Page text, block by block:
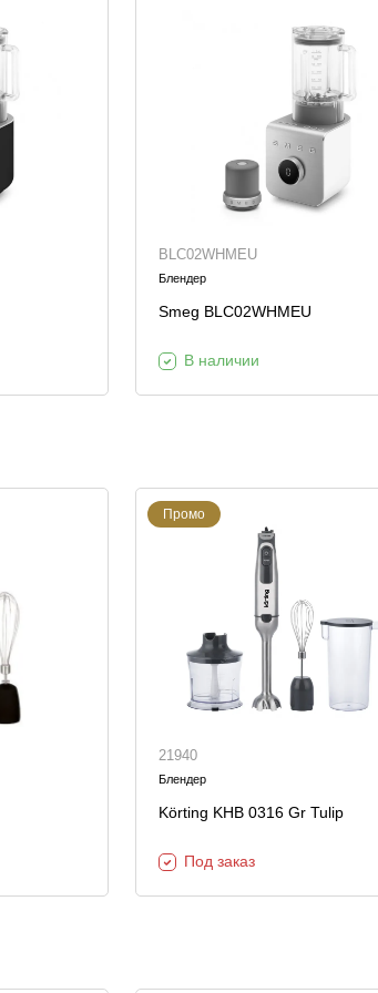
BLC02WHMEU
Блендер
Smeg BLC02WHMEU
В наличии
Промо
21940
Блендер
Körting KHB 0316 Gr Tulip
Под заказ